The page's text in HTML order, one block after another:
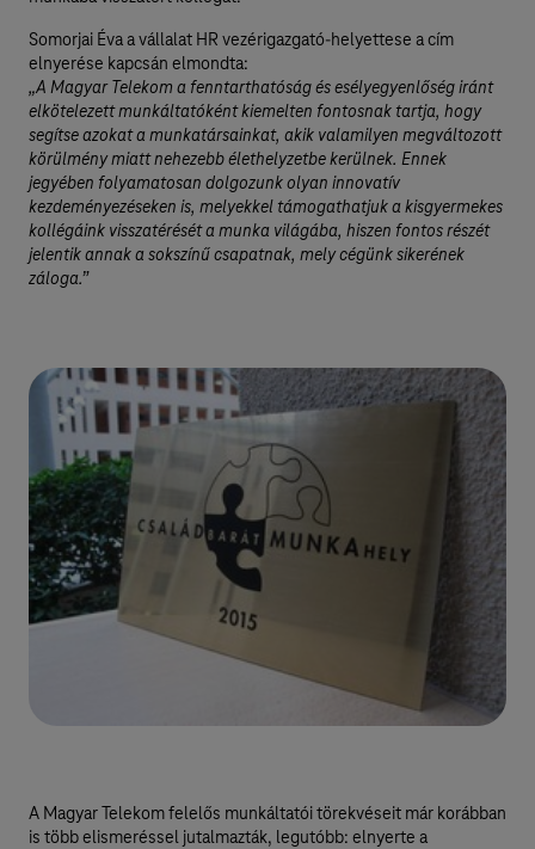
Somorjai Éva a vállalat HR vezérigazgató-helyettese a cím
elnyerése kapcsán elmondta:
„A Magyar Telekom a fenntarthatóság és esélyegyenlőség iránt
elkötelezett munkáltatóként kiemelten fontosnak tartja, hogy
segítse azokat a munkatársainkat, akik valamilyen megváltozott
körülmény miatt nehezebb élethelyzetbe kerülnek. Ennek
jegyében folyamatosan dolgozunk olyan innovatív
kezdeményezéseken is, melyekkel támogathatjuk a kisgyermekes
kollégáink visszatérését a munka világába, hiszen fontos részét
jelentik annak a sokszínű csapatnak, mely cégünk sikerének
záloga.”
A Magyar Telekom felelős munkáltatói törekvéseit már korábban
is több elismeréssel jutalmazták, legutóbb: elnyerte a